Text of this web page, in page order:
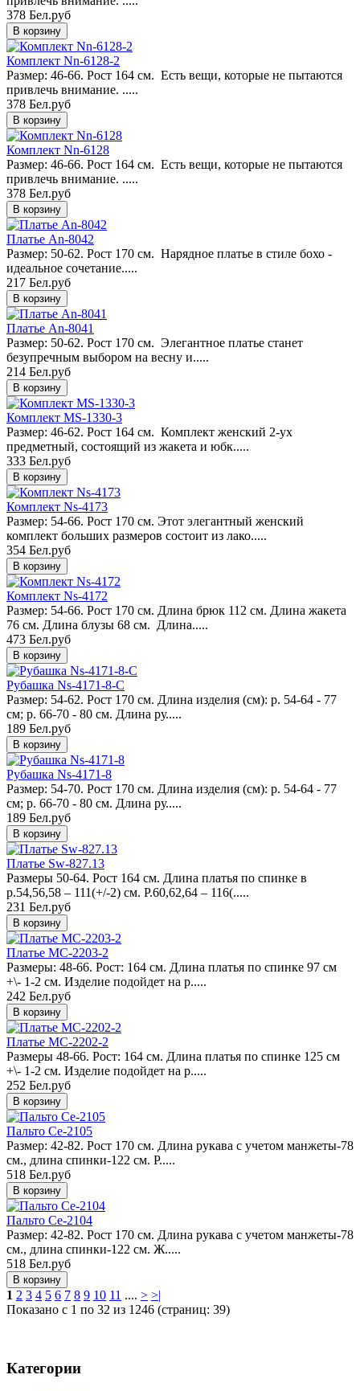
378 Бел.руб
Комплект Nn-6128-2
Размер: 46-66. Рост 164 см. Есть вещи, которые не пытаются
привлечь внимание. .....
378 Бел.руб
Комплект Nn-6128
Размер: 46-66. Рост 164 см. Есть вещи, которые не пытаются
привлечь внимание. .....
378 Бел.руб
Платье An-8042
Размер: 50-62. Рост 170 см. Нарядное платье в стиле бохо -
идеальное сочетание.....
217 Бел.руб
Платье An-8041
Размер: 50-62. Рост 170 см. Элегантное платье станет
безупречным выбором на весну и.....
214 Бел.руб
Комплект MS-1330-3
Размер: 46-62. Рост 164 см. Комплект женский 2-ух
предметный, состоящий из жакета и юбк.....
333 Бел.руб
Комплект Ns-4173
Размер: 54-66. Рост 170 см. Этот элегантный женский
комплект больших размеров состоит из лако.....
354 Бел.руб
Комплект Ns-4172
Размер: 54-66. Рост 170 см. Длина брюк 112 см. Длина жакета
76 см. Длина блузы 68 см. Длина.....
473 Бел.руб
Рубашка Ns-4171-8-C
Размер: 54-62. Рост 170 см. Длина изделия (см): р. 54-64 - 77
см; р. 66-70 - 80 см. Длина ру.....
189 Бел.руб
Рубашка Ns-4171-8
Размер: 54-70. Рост 170 см. Длина изделия (см): р. 54-64 - 77
см; р. 66-70 - 80 см. Длина ру.....
189 Бел.руб
Платье Sw-827.13
Размеры 50-64. Рост 164 см. Длина платья по спинке в
р.54,56,58 – 111(+/-2) см. Р.60,62,64 – 116(.....
231 Бел.руб
Платье MC-2203-2
Размеры: 48-66. Рост: 164 см. Длина платья по спинке 97 см
+\- 1-2 см. Изделие подойдет на р.....
242 Бел.руб
Платье MC-2202-2
Размеры 48-66. Рост: 164 см. Длина платья по спинке 125 см
+\- 1-2 см. Изделие подойдет на р.....
252 Бел.руб
Пальто Ce-2105
Размер: 42-82. Рост 170 см. Длина рукава с учетом манжеты-78
см., длина спинки-122 см. Р.....
518 Бел.руб
Пальто Ce-2104
Размер: 42-82. Рост 170 см. Длина рукава с учетом манжеты-78
см., длина спинки-122 см. Ж.....
518 Бел.руб
1 2 3 4 5 6 7 8 9 10 11 .... > >|
Показано с 1 по 32 из 1246 (страниц: 39)
Категории